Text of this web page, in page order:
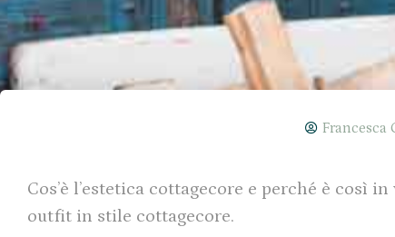
Francesca
Cos’è l’estetica cottagecore e perché è così
outfit in stile cottagecore.